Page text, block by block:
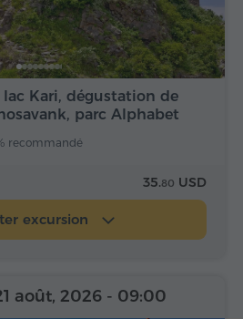
Kari, dégustation de
parc Alphabet
recommandé
35.80 USD
excursion
août, 2026 - 09:00